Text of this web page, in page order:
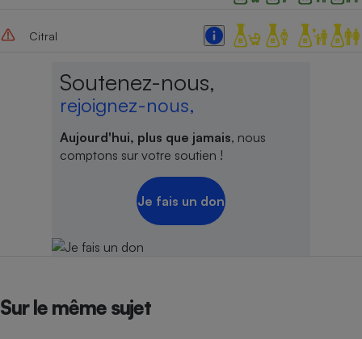
Citral
Soutenez-nous,
rejoignez-nous,
Aujourd'hui, plus que jamais, nous
comptons sur votre soutien !
Je fais un don
Sur le même sujet